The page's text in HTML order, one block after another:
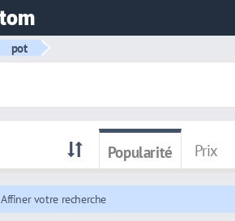
pot
Popularité Prix
Affiner votre recherche